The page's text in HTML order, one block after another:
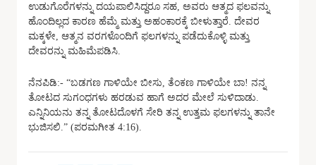
ಉಡುಗೊರೆಗಳನ್ನು ದಯಪಾಲಿಸಿದ್ದರೂ ಸಹ, ಅವರು ಆತ್ಮದ ಫಲವನ್ನು
ಹೊಂದಿಲ್ಲದ ಕಾರಣ ಹೆಮ್ಮೆ ಮತ್ತು ಅಹಂಕಾರಕ್ಕೆ ಬೀಳುತ್ತಾರೆ. ದೇವರ
ಮಕ್ಕಳೇ, ಆತ್ಮನ ವರಗಳೊಂದಿಗೆ ಫಲಗಳನ್ನು ಪಡೆದುಕೊಳ್ಳಿ ಮತ್ತು
ದೇವರನ್ನು ಮಹಿಮೆಪಡಿಸಿ.
ನೆನಪಿಡಿ:- “ಬಡಗಣ ಗಾಳಿಯೇ ಬೀಸು, ತೆಂಕಣ ಗಾಳಿಯೇ ಬಾ! ನನ್ನ
ತೋಟದ ಸುಗಂಧಗಳು ಹರಡುವ ಹಾಗೆ ಅದರ ಮೇಲೆ ಸುಳಿದಾಡು.
ಎನ್ನಿನಿಯನು ತನ್ನ ತೋಟದೊಳಗೆ ಸೇರಿ ತನ್ನ ಉತ್ತಮ ಫಲಗಳನ್ನು ತಾನೇ
ಭುಜಿಸಲಿ.” (ಪರಮಗೀತ 4:16).